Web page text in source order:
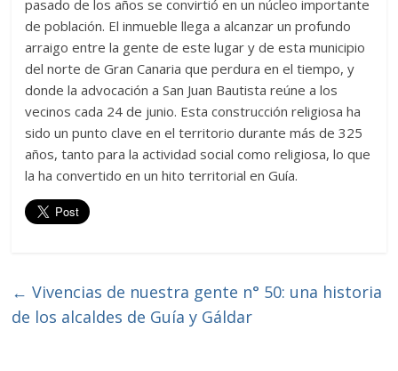
pasado de los años se convirtió en un núcleo importante
de población. El inmueble llega a alcanzar un profundo
arraigo entre la gente de este lugar y de esta municipio
del norte de Gran Canaria que perdura en el tiempo, y
donde la advocación a San Juan Bautista reúne a los
vecinos cada 24 de junio. Esta construcción religiosa ha
sido un punto clave en el territorio durante más de 325
años, tanto para la actividad social como religiosa, lo que
la ha convertido en un hito territorial en Guía.
← Vivencias de nuestra gente n° 50: una historia
de los alcaldes de Guía y Gáldar